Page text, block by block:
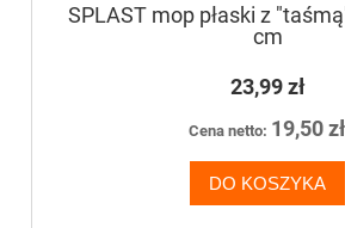
SPLAST mop płaski z
cm
23,99 zł
Cena netto: 19,50 zł
DO KOSZYKA